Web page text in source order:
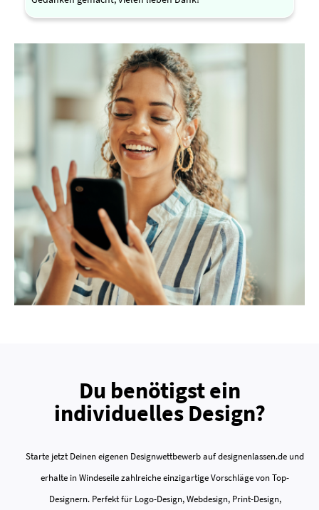
Du benötigst ein
individuelles Design?
Starte jetzt Deinen eigenen Designwettbewerb auf designenlassen.de und
erhalte in Windeseile zahlreiche einzigartige Vorschläge von Top-
Designern. Perfekt für Logo-Design, Webdesign, Print-Design,